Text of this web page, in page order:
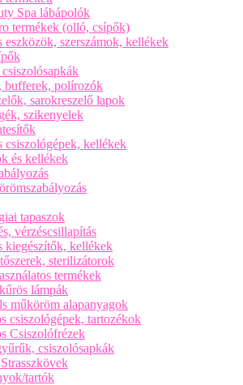
Spa lábápolók
termékek (olló, csípők)
eszközök, szerszámok, kellékek
bufferek, polírozók
sarokreszelő lapok
szikenyelek
csiszológépek, kellékek
és kellékek
tapaszok
vérzéscsillapítás
kiegészítők, kellékek
sterilizátorok
termékek
lámpák
műköröm alapanyagok
csiszológépek, tartozékok
Csiszolófrézek
csiszolósapkák
tartók